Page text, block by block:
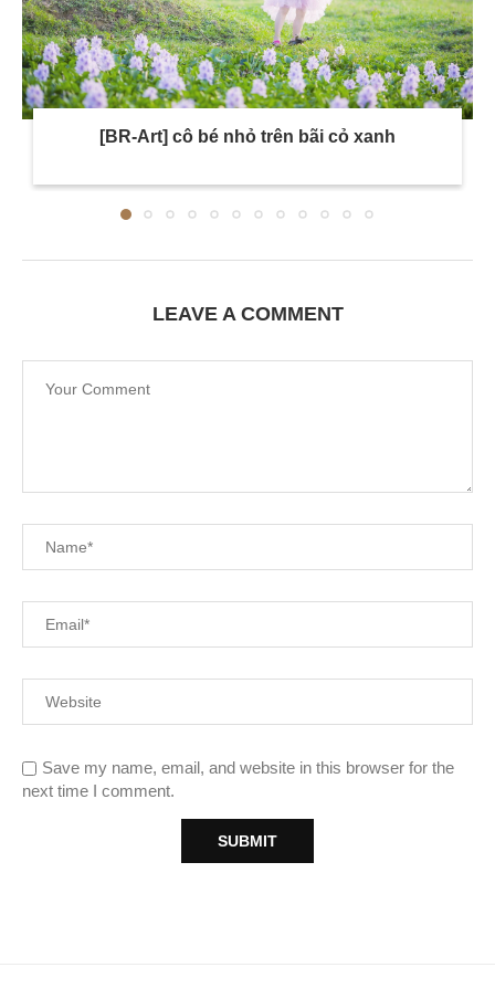
[BR-Art] cô bé nhỏ trên bãi cỏ xanh
LEAVE A COMMENT
Save my name, email, and website in this browser for the
next time I comment.